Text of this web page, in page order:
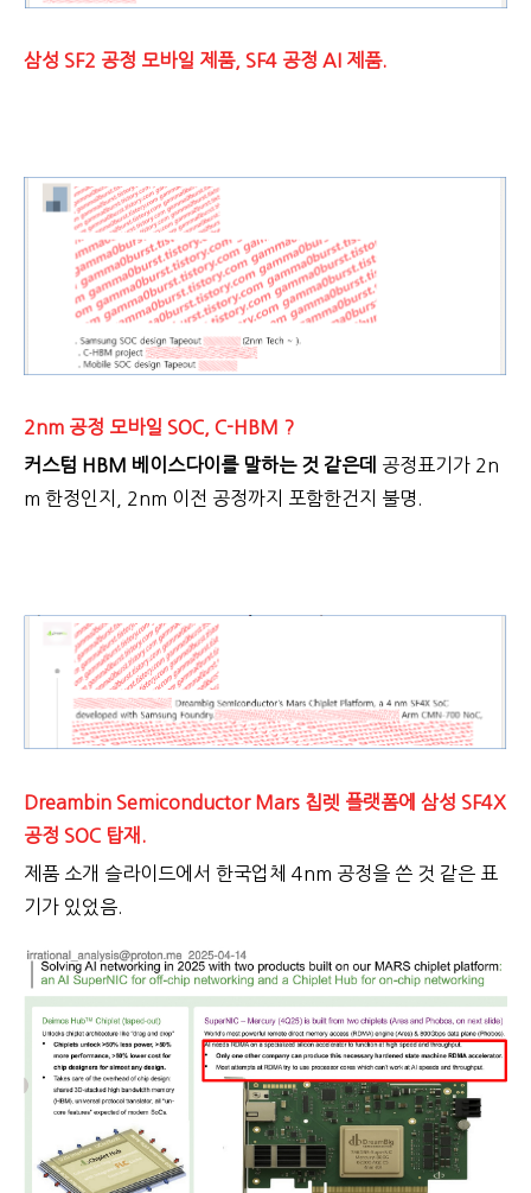
삼성 SF2 공정 모바일 제품, SF4 공정 AI 제품.
2nm 공정 모바일 SOC, C-HBM ?
커스텀 HBM 베이스다이를 말하는 것 같은데
공정표기가 2n
m 한정인지, 2nm 이전 공정까지 포함한건지 불명.
Dreambin Semiconductor Mars 칩렛 플랫폼에 삼성 SF4X
공정 SOC 탑재.
제품 소개 슬라이드에서 한국업체 4nm 공정을 쓴 것 같은 표
기가 있었음.